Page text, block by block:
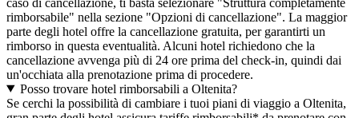
rimborsabile" nella sezione "Opzioni di cancellazione". La maggior
parte degli hotel offre la cancellazione gratuita, per garantirti un
rimborso in questa eventualità. Alcuni hotel richiedono che la
cancellazione avvenga più di 24 ore prima del check-in, quindi dai
un'occhiata alla prenotazione prima di procedere.
Posso trovare hotel rimborsabili a Oltenita?
Se cerchi la possibilità di cambiare i tuoi piani di viaggio a Oltenita,